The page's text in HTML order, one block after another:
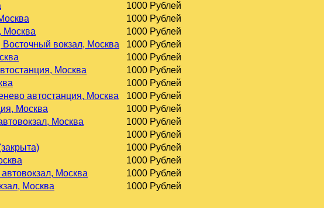
1000 Рублей
1000 Рублей
Москва
1000 Рублей
Восточный вокзал, Москва
1000 Рублей
1000 Рублей
Москва
1000 Рублей
1000 Рублей
автостанция, Москва
1000 Рублей
Москва
1000 Рублей
Москва
1000 Рублей
1000 Рублей
1000 Рублей
1000 Рублей
Москва
1000 Рублей
Москва
1000 Рублей